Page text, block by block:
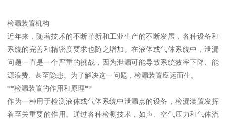
检漏装置机构
近年来，随着技术的不断革新和工业生产的不断发展，各种设备和
系统的完善和精密度要求也随之增加。在液体或气体系统中，泄漏
问题一直是一个严重的挑战，因为泄漏可能导致系统效率下降、能
源浪费、甚至隐患。为了解决这一问题，检漏装置应运而生。
**检漏装置的作用和原理**
作为一种用于检测液体或气体系统中泄漏点的设备，检漏装置发挥
着至关重要的作用。通过各种检测技术，如声、空气压力和气体流